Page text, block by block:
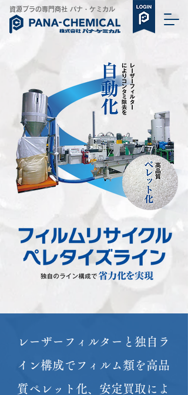
​資源プラの専門商社 パナ・ケミカル
レーザーフィルターと独自ラ
イン構成でフィルム類を高品
質ペレット化、安定買取によ